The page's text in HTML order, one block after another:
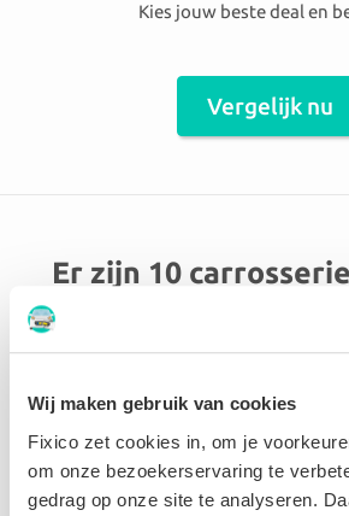
Wij maken gebruik van cookies
Fixico zet cookies in, om je
om onze bezoekerservaring te
gedrag op onze site te analyseren.
Kies jouw beste deal en
Vergelijk nu
Er zijn 10
aangesloten in de
MARLOIE
9.6 Perfect